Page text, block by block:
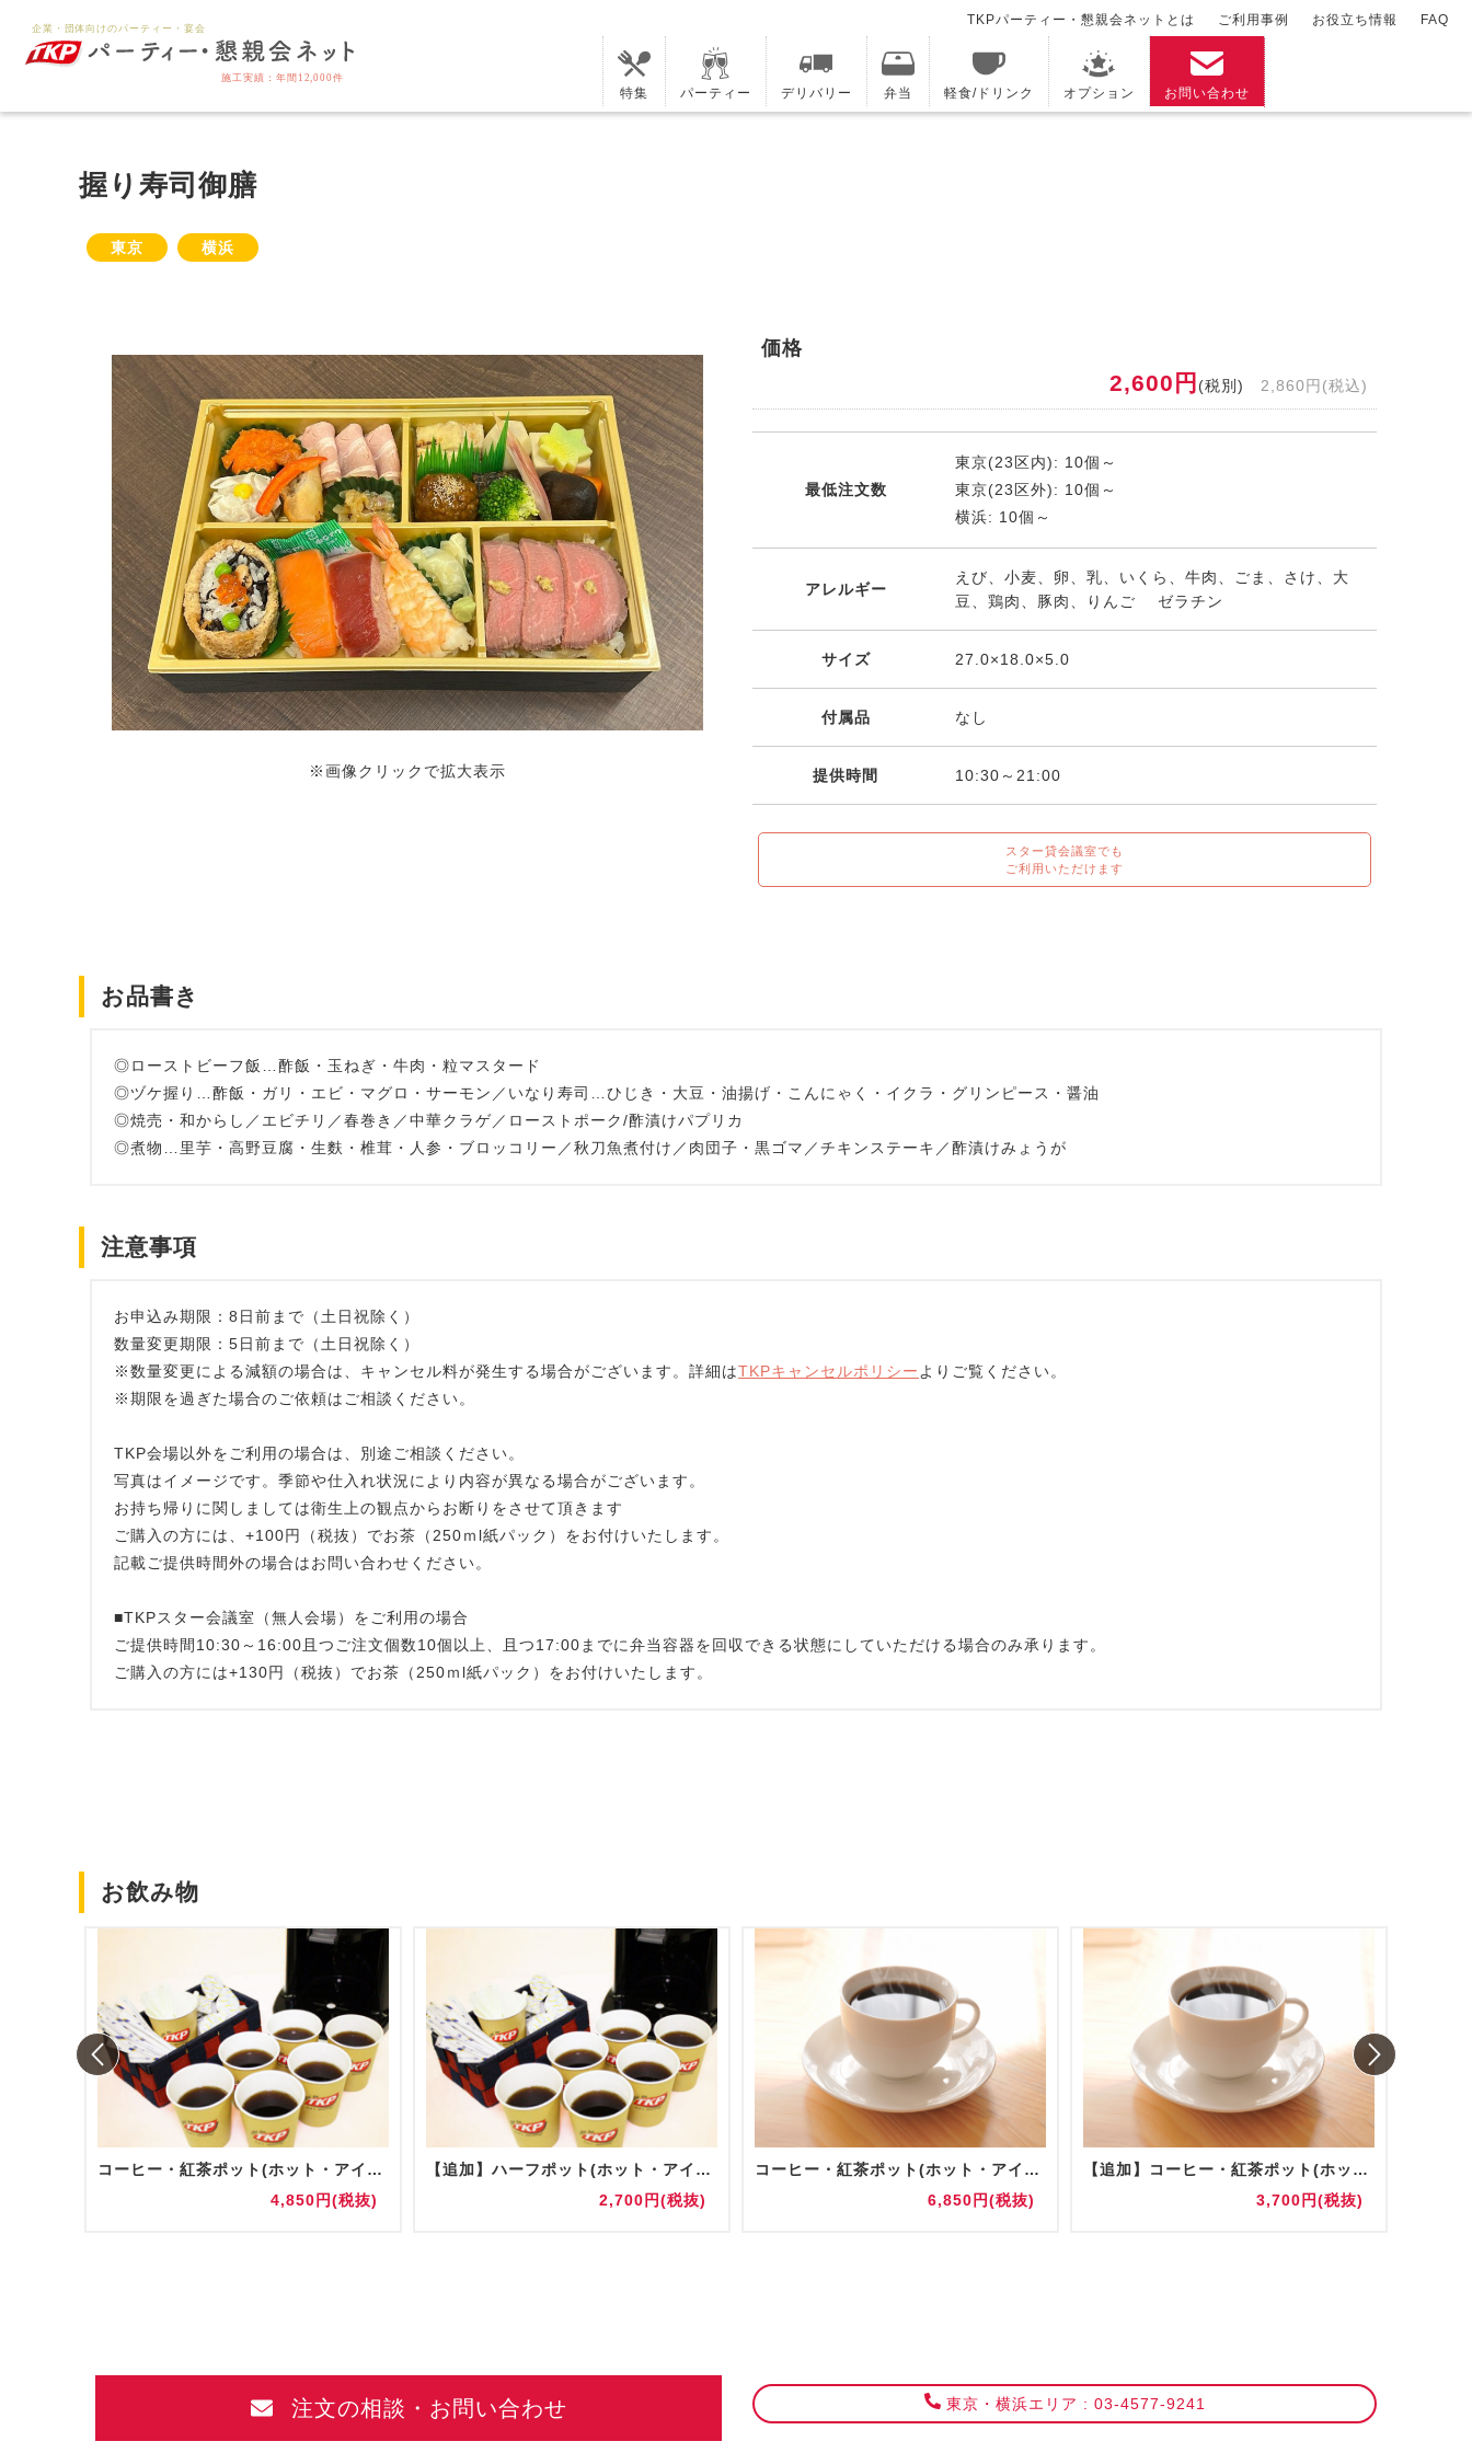
特集 パーティー デリバリー 弁当 軽食/ドリンク オプション お問い合わせ
TKPパーティー・懇親会ネットとは ご利用事例 お役立ち情報 FAQ
握り寿司御膳
東京 横浜
※画像クリックで拡大表示
価格
2,600円 (税別) 2,860円(税込)
最低注文数
東京(23区内): 10個～
東京(23区外): 10個～
横浜: 10個～
アレルギー
えび、小麦、卵、乳、いくら、牛肉、ごま、さけ、大
豆、鶏肉、豚肉、りんご ゼラチン
サイズ 27.0×18.0×5.0
付属品 なし
提供時間 10:30～21:00
スター貸会議室でも
ご利用いただけます
お品書き
◎ローストビーフ飯…酢飯・玉ねぎ・牛肉・粒マスタード
◎ヅケ握り…酢飯・ガリ・エビ・マグロ・サーモン／いなり寿司…ひじき・大豆・油揚げ・こんにゃく・イクラ・グリンピース・醤油
◎焼売・和からし／エビチリ／春巻き／中華クラゲ／ローストポーク/酢漬けパプリカ
◎煮物…里芋・高野豆腐・生麩・椎茸・人参・ブロッコリー／秋刀魚煮付け／肉団子・黒ゴマ／チキンステーキ／酢漬けみょうが
注意事項
お申込み期限：8日前まで（土日祝除く）
数量変更期限：5日前まで（土日祝除く）
※数量変更による減額の場合は、キャンセル料が発生する場合がございます。詳細はTKPキャンセルポリシー よりご覧ください。
※期限を過ぎた場合のご依頼はご相談ください。
TKP会場以外をご利用の場合は、別途ご相談ください。
写真はイメージです。季節や仕入れ状況により内容が異なる場合がございます。
お持ち帰りに関しましては衛生上の観点からお断りをさせて頂きます
ご購入の方には、+100円（税抜）でお茶（250ｍl紙パック）をお付けいたします。
記載ご提供時間外の場合はお問い合わせください。
■TKPスター会議室（無人会場）をご利用の場合
ご提供時間10:30～16:00且つご注文個数10個以上、且つ17:00までに弁当容器を回収できる状態にしていただける場合のみ承ります。
ご購入の方には+130円（税抜）でお茶（250ｍl紙パック）をお付けいたします。
お飲み物
コーヒー・紅茶ポット(ホット・アイス)
4,850円(税抜)
【追加】ハーフポット(ホット・アイス)
2,700円(税抜)
コーヒー・紅茶ポット(ホット・アイス) 陶器/グラス提供
6,850円(税抜)
【追加】コーヒー・紅茶ポット(ホット・アイス) 陶器/グラス提供
3,700円(税抜)
注文の相談・お問い合わせ 東京・横浜エリア : 03-4577-9241